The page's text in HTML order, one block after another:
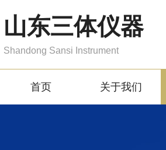
山东三体仪器
Shandong Sansi Instrument
首页 关于我们